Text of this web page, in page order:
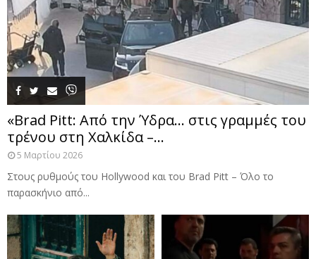
«Brad Pitt: Από την Ύδρα… στις γραμμές του
τρένου στη Χαλκίδα –...
5 Μαρτίου 2026
Στους ρυθμούς του Hollywood και του Brad Pitt – Όλο το
παρασκήνιο από...